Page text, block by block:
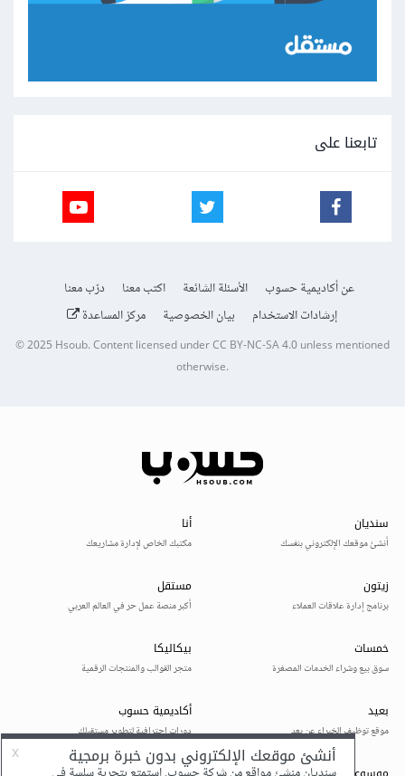
تابعنا على
عن أكاديمية حسوب الأسئلة الشائعة اكتب معنا
درّب معنا
إرشادات الاستخدام
بيان الخصوصية مركز المساعدة
© 2025Hsoub.Content licensed underCC BY-NC-SA 4.0unless mentioned
otherwise.